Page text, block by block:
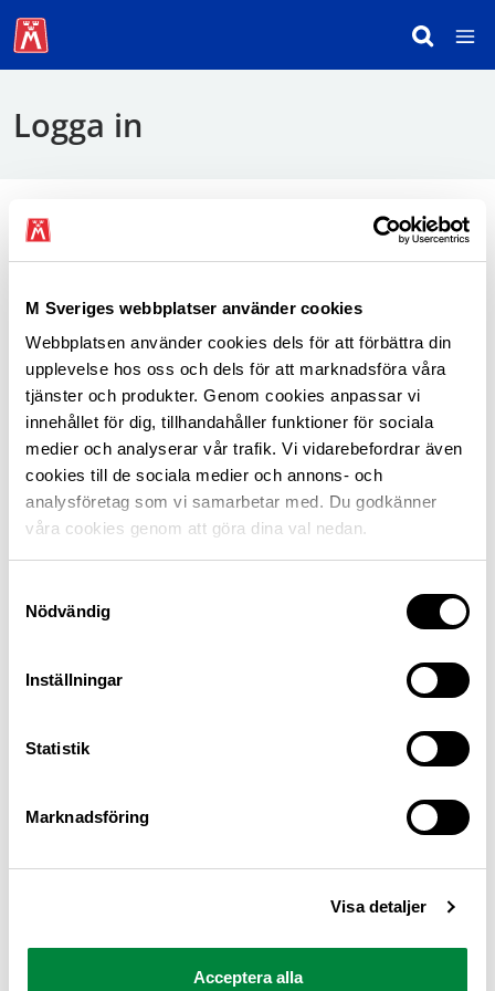
M Sveriges webbplatser använder cookies
Webbplatsen använder cookies dels för att förbättra din
upplevelse hos oss och dels för att marknadsföra våra
tjänster och produkter. Genom cookies anpassar vi
innehållet för dig, tillhandahåller funktioner för sociala
medier och analyserar vår trafik. Vi vidarebefordrar även
cookies till de sociala medier och annons- och
analysföretag som vi samarbetar med. Du godkänner
våra cookies genom att göra dina val nedan.
Nödvändig
Inställningar
Statistik
Marknadsföring
Visa detaljer
Acceptera alla
Logga in
För att logga in behöver du använda mobilt
BankID.
Logga in som medlem
M Sverige är Sveriges största konsumentorganisation
för bilister och andra trafikanter
Ansvarig utgivare: Heléne Lilja
Pressrum
Om oss